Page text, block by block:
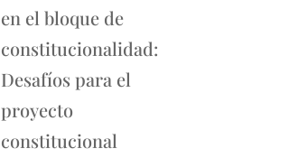
en el bloque de
constitucionalidad:
Desafíos para el
proyecto
constitucional